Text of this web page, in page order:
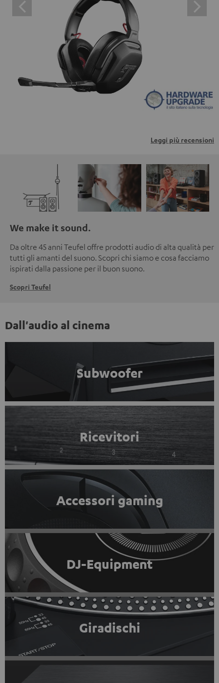
acconsente alla visualizzazione del contenuto esterno.
Ciò significa che i dati personali possono essere
trasmessi a piattaforme di terzi. Per maggiori
informazioni al riguardo, consultare la nostra informativa
Leggi più recensioni
We make it sound.
Da oltre 45 anni Teufel offre prodotti audio di alta qualità per
tutti gli amanti del suono. Scopri chi siamo e cosa facciamo
ispirati dalla passione per il buon suono.
Scopri Teufel
Dall'audio al cinema
Subwoofer
Ricevitori
Accessori gaming
DJ-Equipment
Giradischi